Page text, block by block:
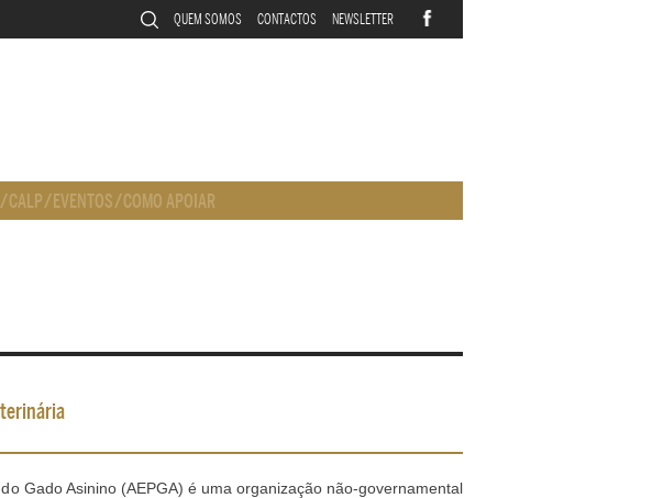
QUEM SOMOS CONTACTOS NEWSLETTER
/CALP/ EVENTOS/COMO APOIAR
Gado Asinino (AEPGA) é uma organização não-governamental